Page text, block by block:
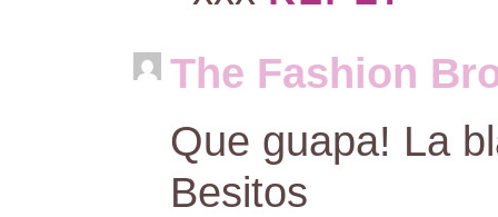
The Fashion
Que guapa! La
Besitos